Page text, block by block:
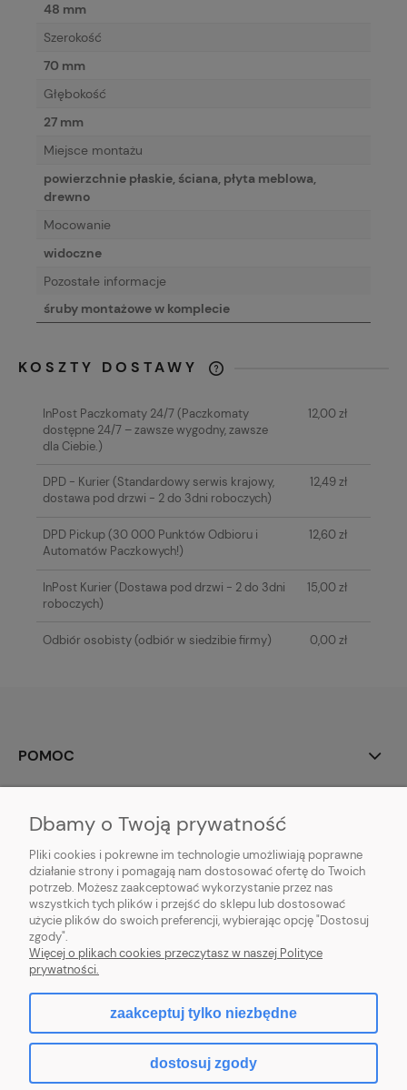
48 mm
Szerokość
70 mm
Głębokość
27 mm
Miejsce montażu
powierzchnie płaskie, ściana, płyta meblowa,
drewno
Mocowanie
widoczne
Pozostałe informacje
śruby montażowe w komplecie
KOSZTY DOSTAWY
KOSZTÓW PŁATNOŚCI
InPost Paczkomaty 24/7(Paczkomaty
dostępne 24/7 – zawsze wygodny, zawsze
dla Ciebie.)
12,00 zł
DPD - Kurier(Standardowy serwis krajowy,
dostawa pod drzwi - 2 do 3dni roboczych)
12,49 zł
DPD Pickup(30 000 Punktów Odbioru i
Automatów Paczkowych!)
12,60 zł
InPost Kurier(Dostawa pod drzwi - 2 do 3dni
roboczych)
15,00 zł
Odbiór osobisty(odbiór w siedzibie firmy) 0,00 zł
POMOC
PŁATNOŚCI I DOSTAWA
INFORMACJE
O NAS
Sklep internetowy Shoper.pl
Dbamy o Twoją prywatność
Pliki cookies i pokrewne im technologie umożliwiają poprawne
działanie strony i pomagają nam dostosować ofertę do Twoich
potrzeb. Możesz zaakceptować wykorzystanie przez nas
wszystkich tych plików i przejść do sklepu lub dostosować
użycie plików do swoich preferencji, wybierając opcję "Dostosuj
zgody".
Więcej o plikach cookies przeczytasz w naszej Polityce
prywatności.
zaakceptuj tylko niezbędne
dostosuj zgody